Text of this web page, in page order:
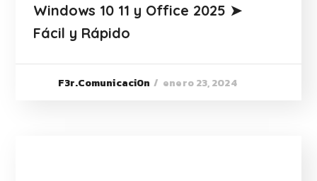
Windows 10 11 y Office 2025 ➤
Fácil y Rápido
F3r.Comunicaci0n enero 23, 2024